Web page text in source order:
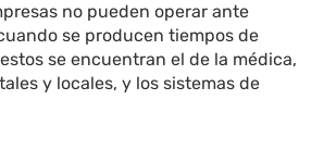
no pueden operar ante
se producen tiempos de
se encuentran el de la médica,
y locales, y los sistemas de